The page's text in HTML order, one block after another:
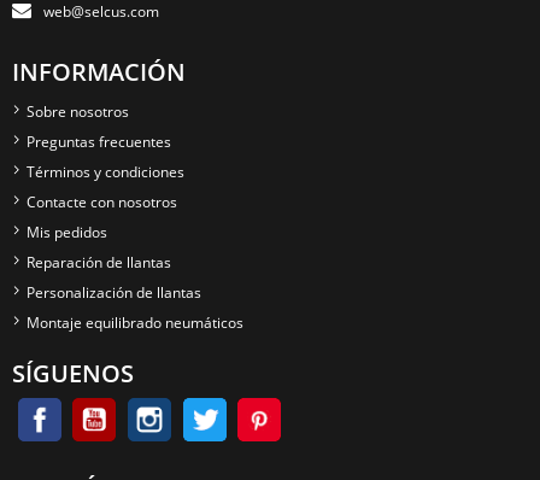
web@selcus.com
INFORMACIÓN
Sobre nosotros
Preguntas frecuentes
Términos y condiciones
Contacte con nosotros
Mis pedidos
Reparación de llantas
Personalización de llantas
Montaje equilibrado neumáticos
SÍGUENOS